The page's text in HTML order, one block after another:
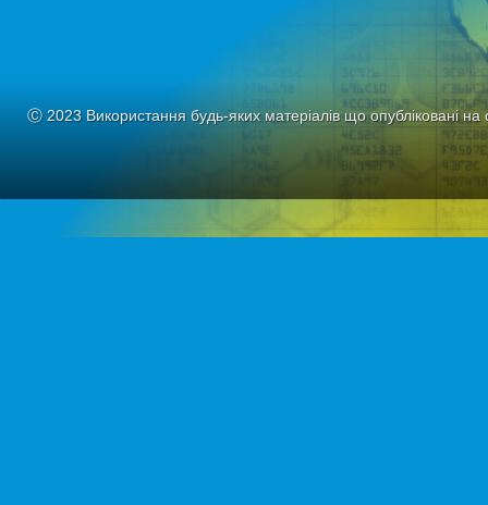
Ⓒ 2023 Використання будь-яких матеріалів що опубліковані